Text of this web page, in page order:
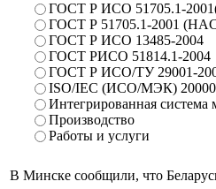
ГОСТ Р ИСО 51705.1-
ГОСТ Р 51705.1-2001
ГОСТ Р ИСО 13485-2004
ГОСТ РИСО 51814.1-2004
ГОСТ Р ИСО/ТУ 29001-
ISO/IEC (ИСО/МЭК)
Интегрированная
Производство
Работы и услуги
В Минске сообщили, что